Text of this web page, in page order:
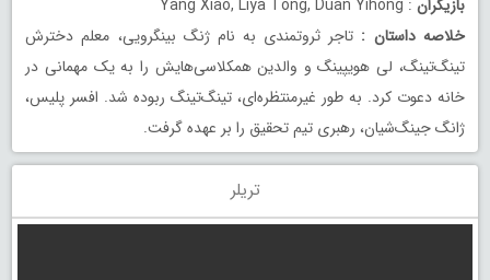
بازیگران : Yang Xiao, Liya Tong, Duan Yihong
خلاصه داستان : تاجر ثروتمندی به نام ژنگ بینگرویی، معلم دخترش
تینگ‌تینگ، لی هویپینگ و والدین همکلاسی‌هایش را به یک مهمانی در
خانه دعوت کرد. به طور غیرمنتظره‌ای، تینگ‌تینگ ربوده شد. افسر پلیس،
ژانگ جینگ‌شیان، رهبری تیم تحقیق را بر عهده گرفت.
تریلر